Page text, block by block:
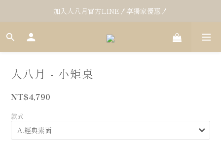
加入人八月官方LINE！享獨家優惠！
人八月 - 小矩桌
NT$4,790
款式